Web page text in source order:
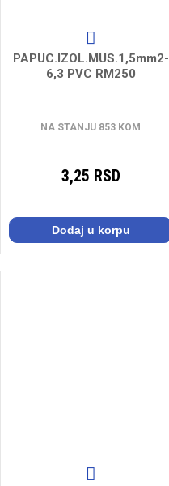
PAPUC.IZOL.MUS.1,5mm2-
6,3 PVC RM250
NA STANJU 853 KOM
3,25 RSD
Dodaj u korpu